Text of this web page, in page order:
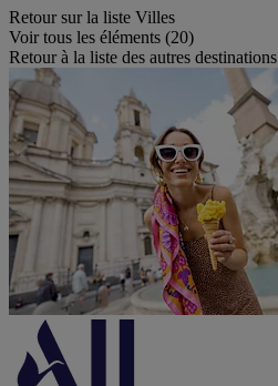
Retour sur la liste Villes
Voir tous les éléments (20)
Retour à la liste des autres destinations